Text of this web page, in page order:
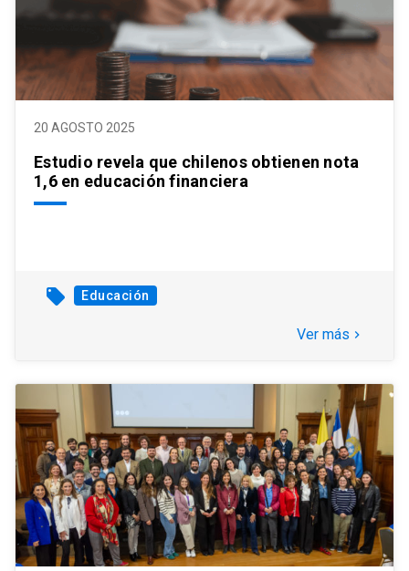
20 AGOSTO 2025
Estudio revela que chilenos obtienen nota
1,6 en educación financiera
local_offer Educación
Ver más keyboard_arrow_right